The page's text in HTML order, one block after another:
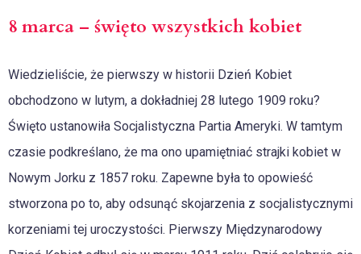
8 marca – święto wszystkich kobiet
Wiedzieliście, że pierwszy w historii Dzień Kobiet
obchodzono w lutym, a dokładniej 28 lutego 1909 roku?
Święto ustanowiła Socjalistyczna Partia Ameryki. W tamtym
czasie podkreślano, że ma ono upamiętniać strajki kobiet w
Nowym Jorku z 1857 roku. Zapewne była to opowieść
stworzona po to, aby odsunąć skojarzenia z socjalistycznymi
korzeniami tej uroczystości. Pierwszy Międzynarodowy